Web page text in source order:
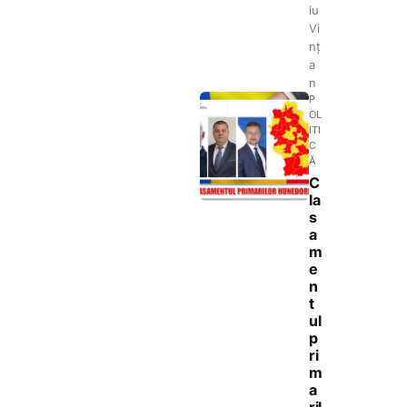
iu
Vi
nț
a
n
P
OL
ITI
C
Ă
C
la
s
a
m
e
n
t
ul
p
ri
m
a